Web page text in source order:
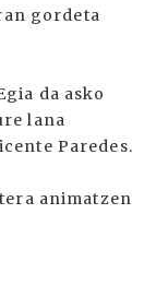
gordeta
da asko
lana
Paredes.
animatzen